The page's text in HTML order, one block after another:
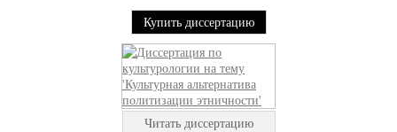
Купить диссертацию
Читать диссертацию